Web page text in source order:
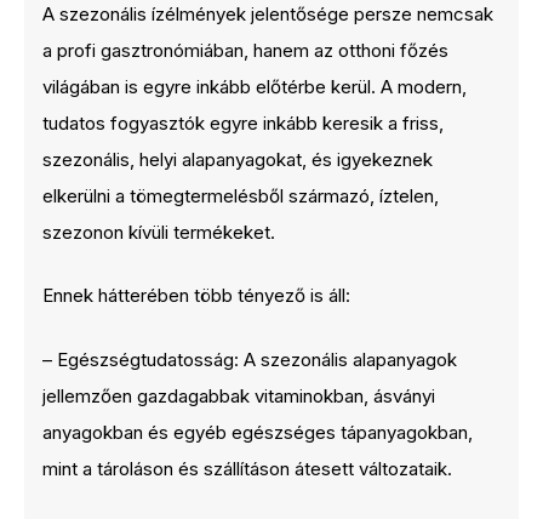
A szezonális ízélmények jelentősége persze nemcsak
a profi gasztronómiában, hanem az otthoni főzés
világában is egyre inkább előtérbe kerül. A modern,
tudatos fogyasztók egyre inkább keresik a friss,
szezonális, helyi alapanyagokat, és igyekeznek
elkerülni a tömegtermelésből származó, íztelen,
szezonon kívüli termékeket.
Ennek hátterében több tényező is áll:
– Egészségtudatosság: A szezonális alapanyagok
jellemzően gazdagabbak vitaminokban, ásványi
anyagokban és egyéb egészséges tápanyagokban,
mint a tároláson és szállításon átesett változataik.